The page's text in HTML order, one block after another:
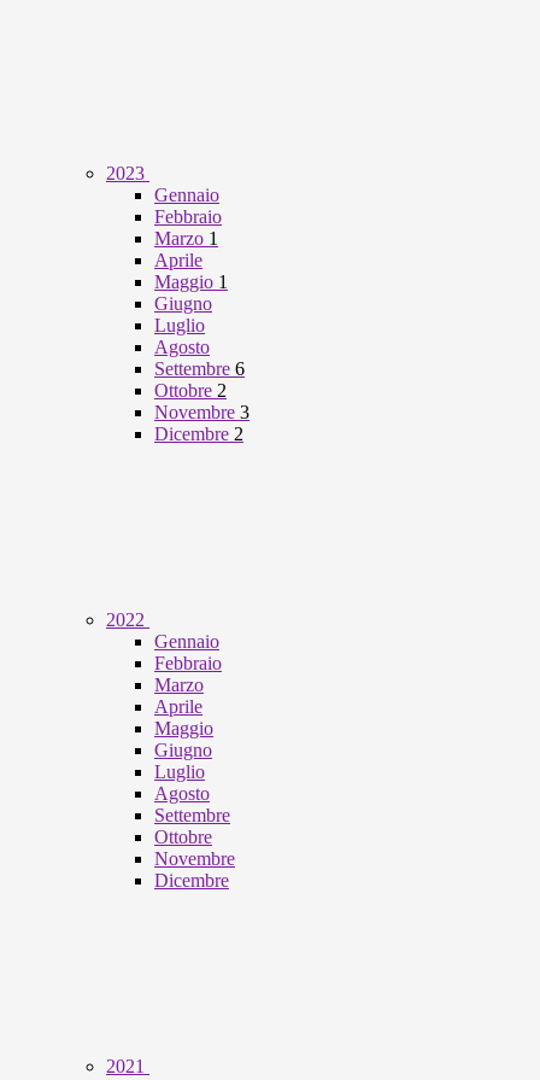
2023
Gennaio
Febbraio
Marzo 1
Aprile
Maggio 1
Giugno
Luglio
Agosto
Settembre 6
Ottobre 2
Novembre 3
Dicembre 2
2022
Gennaio
Febbraio
Marzo
Aprile
Maggio
Giugno
Luglio
Agosto
Settembre
Ottobre
Novembre
Dicembre
2021